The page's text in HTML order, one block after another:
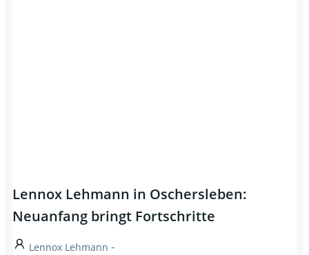
Lennox Lehmann in Oschersleben:
Neuanfang bringt Fortschritte
Lennox Lehmann -